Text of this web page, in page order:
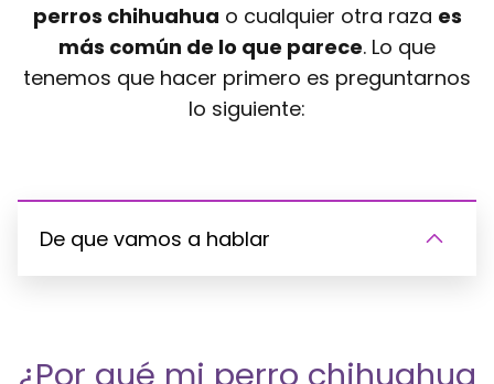
perros chihuahua o cualquier otra raza es
más común de lo que parece. Lo que
tenemos que hacer primero es preguntarnos
lo siguiente:
De que vamos a hablar
¿Por qué mi perro chihuahua